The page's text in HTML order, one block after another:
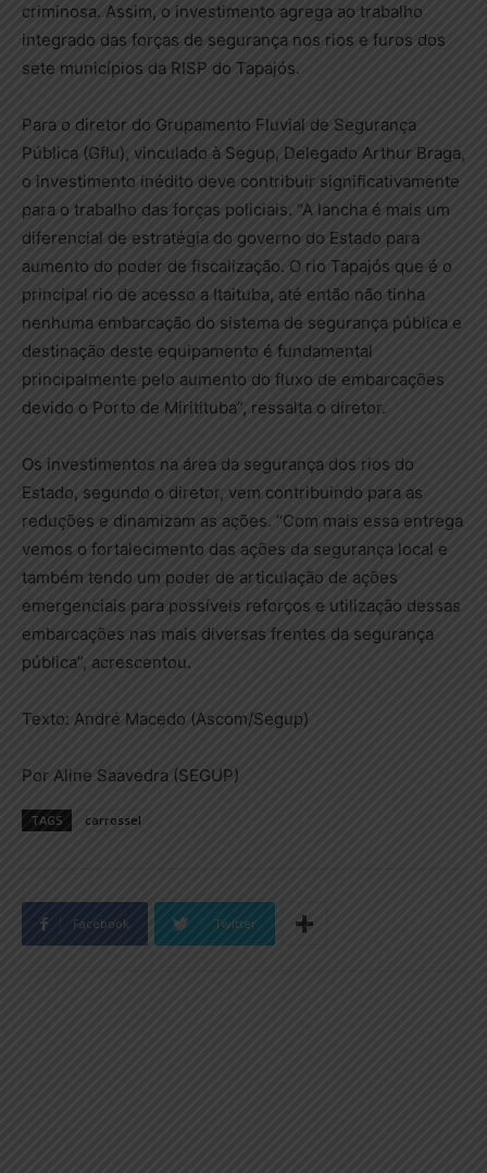
criminosa. Assim, o investimento agrega ao trabalho
integrado das forças de segurança nos rios e furos dos
sete municípios da RISP do Tapajós.
Para o diretor do Grupamento Fluvial de Segurança
Pública (Gflu), vinculado à Segup, Delegado Arthur Braga,
o investimento inédito deve contribuir significativamente
para o trabalho das forças policiais. “A lancha é mais um
diferencial de estratégia do governo do Estado para
aumento do poder de fiscalização. O rio Tapajós que é o
principal rio de acesso a Itaituba, até então não tinha
nenhuma embarcação do sistema de segurança pública e
destinação deste equipamento é fundamental
principalmente pelo aumento do fluxo de embarcações
devido o Porto de Miritituba”, ressalta o diretor.
Os investimentos na área da segurança dos rios do
Estado, segundo o diretor, vem contribuindo para as
reduções e dinamizam as ações. “Com mais essa entrega
vemos o fortalecimento das ações da segurança local e
também tendo um poder de articulação de ações
emergenciais para possíveis reforços e utilização dessas
embarcações nas mais diversas frentes da segurança
pública”, acrescentou.
Texto: André Macedo (Ascom/Segup)
Por Aline Saavedra (SEGUP)
TAGS carrossel
Facebook Twitter